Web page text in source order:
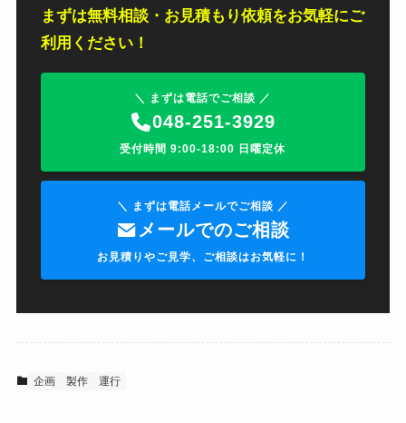
まずは無料相談・お見積もり依頼をお気軽にご
利用ください！
＼ まずは電話でご相談 ／
048-251-3929
受付時間 9:00-18:00 日曜定休
＼ まずは電話メールでご相談 ／
メールでのご相談
お見積りやご見学、ご相談はお気軽に！
企画 製作 運行